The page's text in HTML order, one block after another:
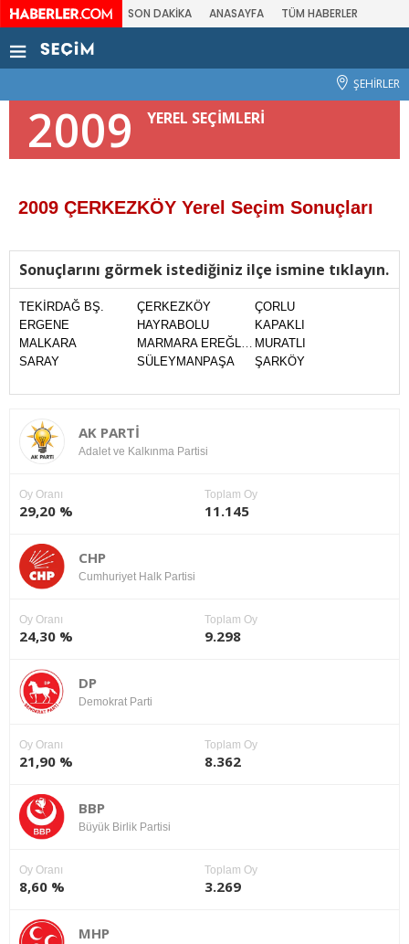
SON DAKİKA ANASAYFA TÜM HABERLER
ŞEHİRLER
2009 YEREL SEÇİMLERİ
2009 ÇERKEZKÖY Yerel Seçim Sonuçları
Sonuçlarını görmek istediğiniz ilçe ismine tıklayın.
TEKİRDAĞ BŞ. ÇERKEZKÖY
ÇORLU
ERGENE
HAYRABOLU
KAPAKLI
MALKARA
MARMARA EREĞLİSİ MURATLI
SARAY
SÜLEYMANPAŞA ŞARKÖY
AK PARTİ
Adalet ve Kalkınma Partisi
Oy Oranı
29,20 %
Toplam Oy
11.145
CHP
Cumhuriyet Halk Partisi
Oy Oranı
24,30 %
Toplam Oy
9.298
DP
Demokrat Parti
Oy Oranı
21,90 %
Toplam Oy
8.362
BBP
Büyük Birlik Partisi
Oy Oranı
8,60 %
Toplam Oy
3.269
MHP